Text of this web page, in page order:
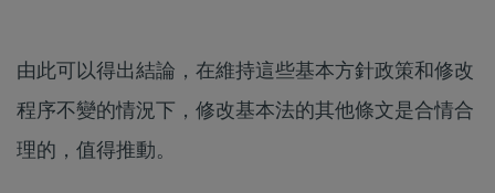
由此可以得出結論，在維持這些基本方針政策和修改
程序不變的情況下，修改基本法的其他條文是合情合
理的，值得推動。